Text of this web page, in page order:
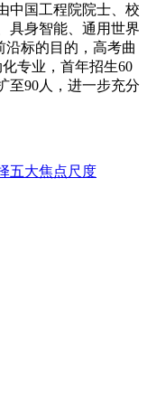
国工程院院士、校
具身智能、通用世界
沿标的目的，高考曲
专业，首年招生60
至90人，进一步充分
五大焦点尺度